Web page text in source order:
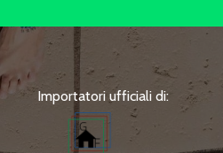
Importatori ufficiali di: